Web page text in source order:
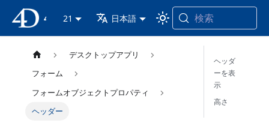
21 日本語 検索
デスクトップアプリ
フォーム
フォームオブジェクトプロパティ
ヘッダー
ヘッダ
ーを表
示
高さ